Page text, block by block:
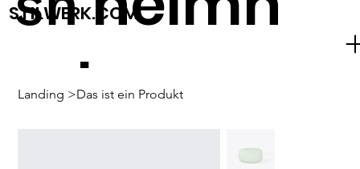
STILWERK.COM
ude
Landing >Das ist ein Produkt